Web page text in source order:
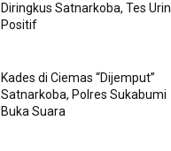
Diringkus Satnarkoba, Tes
Positif
Kades di Ciemas “Dijemput”
Satnarkoba, Polres Sukabumi
Buka Suara